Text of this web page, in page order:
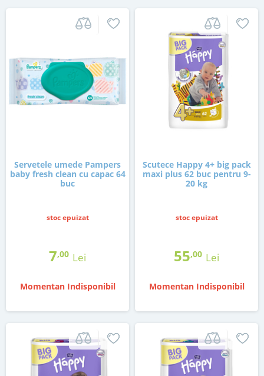
Servetele umede Pampers
baby fresh clean cu capac 64
buc
stoc epuizat
7,00 Lei
Momentan Indisponibil
Scutece Happy 4+ big pack
maxi plus 62 buc pentru 9-
20 kg
stoc epuizat
55,00 Lei
Momentan Indisponibil